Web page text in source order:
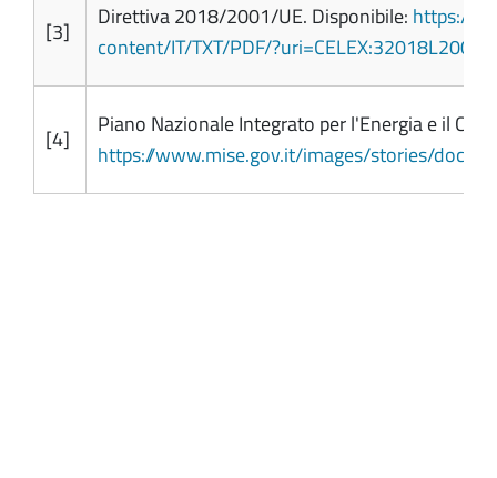
[3]
Direttiva 2018/2001/UE. Disponibile: https://
content/IT/TXT/PDF/?uri=CELEX:32018L200…
[4]
Piano Nazionale Integrato per l'Energia e il
https://www.mise.gov.it/images/stories/